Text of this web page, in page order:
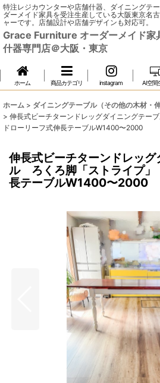
特注レジカウンターや店舗什器、ダイニングテ
ダーメイド家具を受注生産している大阪東京名
ャーです。店舗設計や店舗デザインも対応可。
Grace Furniture オーダーメイド家
什器専門店＠大阪・東京
ホーム 商品カテゴリ instagram AI空間
ホーム > ダイニングテーブル（その他の木材・伸
> 伸長式ビーチターンドレッグダイニングテ
ドローリーフ式伸長テーブルW1400〜2000
伸長式ビーチターンドレッ
ル ろくろ脚「ストライプ
長テーブルW1400〜2000